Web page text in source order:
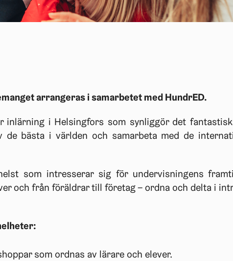
arrangeras i samarbetet med HundrED.
i Helsingfors som synliggör det
bästa i världen och samarbeta med de
som intresserar sig för undervisningens
och från föräldrar till företag – ordna och delta i
som ordnas av lärare och elever.